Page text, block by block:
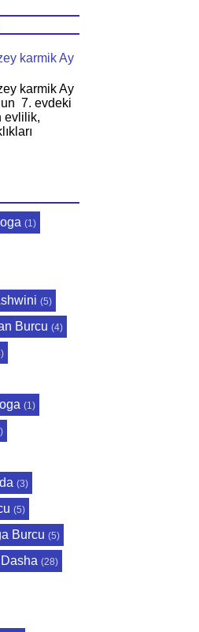
karmik Ay
karmik Ay
7. evdeki
evlilik,
(1)
(5)
Burcu (4)
(1)
(3)
(5)
Burcu (5)
Dasha (28)